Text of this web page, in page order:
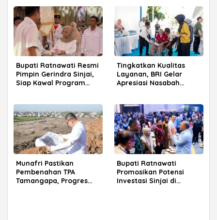
Bupati Ratnawati Resmi
Pimpin Gerindra Sinjai,
Siap Kawal Program
Tingkatkan Kualitas
Layanan, BRI Gelar
Apresiasi Nasabah
Munafri Pastikan
Pembenahan TPA
Tamangapa, Progres
Bupati Ratnawati
Promosikan Potensi
Investasi Sinjai di